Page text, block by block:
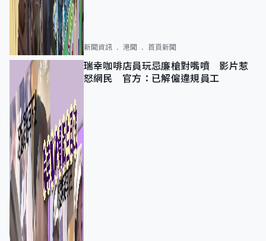
新聞資訊 港聞 首頁新聞
瑞幸咖啡店員玩忌廉槍對嘴噴 影片惹
怒網民 官方：已解僱違規員工